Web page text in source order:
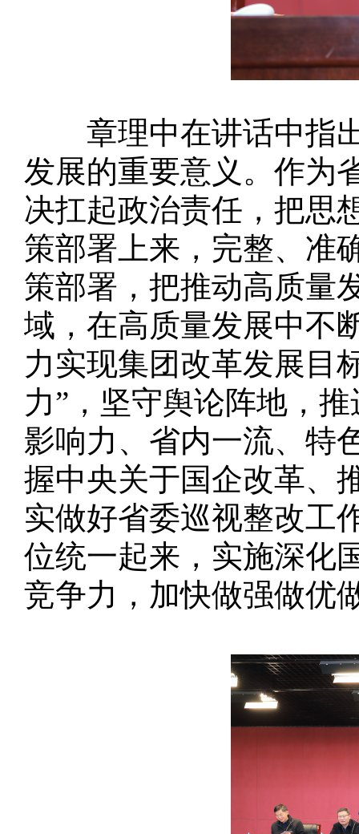
章理中在讲话中指出
发展的重要意义。作为
决扛起政治责任，把思
策部署上来，完整、准
策部署，把推动高质量
域，在高质量发展中不
力实现集团改革发展目
力”，坚守舆论阵地，
影响力、省内一流、特
握中央关于国企改革、
实做好省委巡视整改工
位统一起来，实施深化
竞争力，加快做强做优